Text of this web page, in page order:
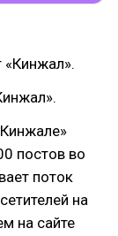
«Кинжал».
постов во
поток
на
на сайте